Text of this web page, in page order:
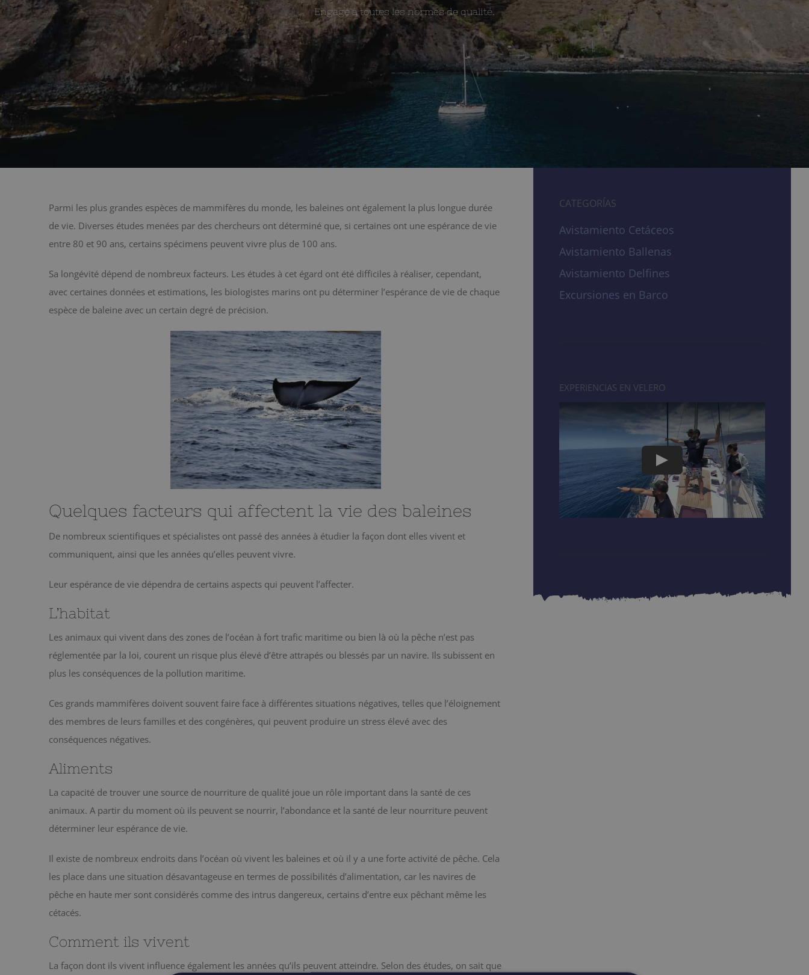
Engagé à toutes les normes de qualité.
Parmi les plus grandes espèces de mammifères du monde, les baleines ont également la plus longue durée
de vie. Diverses études menées par des chercheurs ont déterminé que, si certaines ont une espérance de vie
entre 80 et 90 ans, certains spécimens peuvent vivre plus de 100 ans.
Sa longévité dépend de nombreux facteurs. Les études à cet égard ont été difficiles à réaliser, cependant,
avec certaines données et estimations, les biologistes marins ont pu déterminer l’espérance de vie de chaque
espèce de baleine avec un certain degré de précision.
Quelques facteurs qui affectent la vie des baleines
De nombreux scientifiques et spécialistes ont passé des années à étudier la façon dont elles vivent et
communiquent, ainsi que les années qu’elles peuvent vivre.
Leur espérance de vie dépendra de certains aspects qui peuvent l’affecter.
L’habitat
Les animaux qui vivent dans des zones de l’océan à fort trafic maritime ou bien là où la pêche n’est pas
réglementée par la loi, courent un risque plus élevé d’être attrapés ou blessés par un navire. Ils subissent en
plus les conséquences de la pollution maritime.
Ces grands mammifères doivent souvent faire face à différentes situations négatives, telles que l’éloignement
des membres de leurs familles et des congénères, qui peuvent produire un stress élevé avec des
conséquences négatives.
Aliments
La capacité de trouver une source de nourriture de qualité joue un rôle important dans la santé de ces
animaux. A partir du moment où ils peuvent se nourrir, l’abondance et la santé de leur nourriture peuvent
déterminer leur espérance de vie.
Il existe de nombreux endroits dans l’océan où vivent les baleines et où il y a une forte activité de pêche. Cela
les place dans une situation désavantageuse en termes de possibilités d’alimentation, car les navires de
pêche en haute mer sont considérés comme des intrus dangereux, certains d’entre eux pêchant même les
cétacés.
Comment ils vivent
La façon dont ils vivent influence également les années qu’ils peuvent atteindre. Selon des études, on sait que
CATEGORÍAS
Avistamiento Cetáceos
Avistamiento Ballenas
Avistamiento Delfines
Excursiones en Barco
EXPERIENCIAS EN VELERO